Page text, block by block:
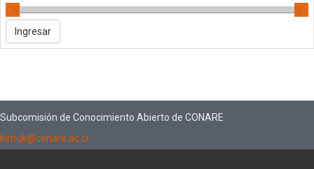
Subcomisión de Conocimiento Abierto de CONARE
kimuk@conare.ac.cr